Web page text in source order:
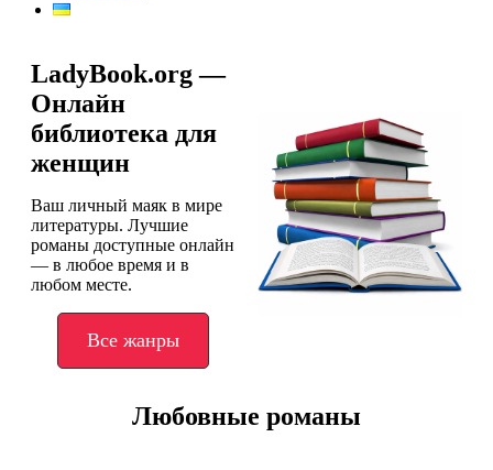
LadyBook.org —
Онлайн
библиотека для
женщин
Ваш личный маяк в мире
литературы. Лучшие
романы доступные онлайн
— в любое время и в
любом месте.
Все жанры
Любовные романы